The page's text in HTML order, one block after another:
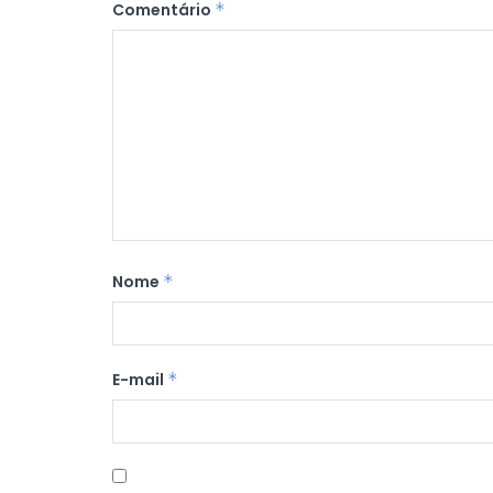
Comentário *
Nome *
E-mail *